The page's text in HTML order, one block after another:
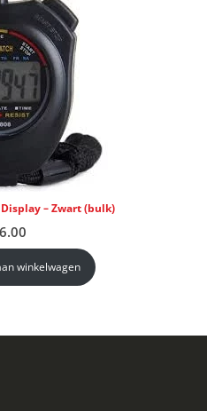
– Zwart (bulk)
6.00
winkelwagen